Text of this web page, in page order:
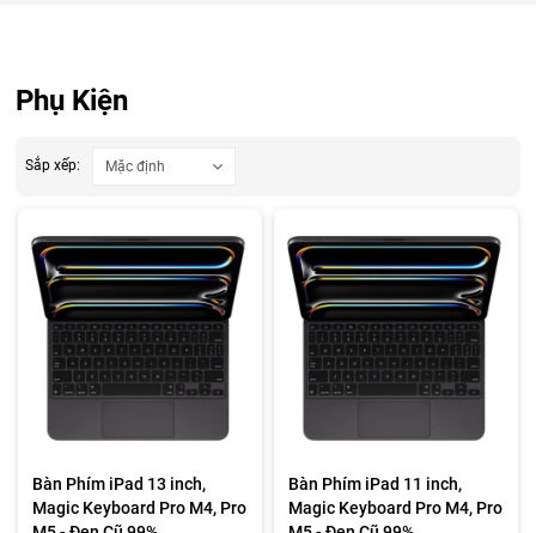
Phụ Kiện
Sắp xếp:
Bàn Phím iPad 13 inch,
Magic Keyboard Pro M4, Pro
Bàn Phím iPad 11 inch,
Magic Keyboard Pro M4, Pro